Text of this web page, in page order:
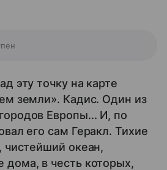
эту точку на карте
земли». Кадис. Один из
Европы... И, по
его сам Геракл. Тихие
чистейший океан,
дома, в честь которых,